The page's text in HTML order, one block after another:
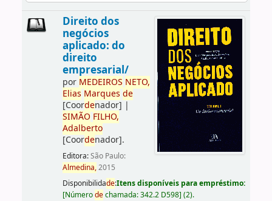
Direito dos
negócios
aplicado: do
direito
empresarial/
por MEDEIROS NETO,
Elias Marques de
[Coordenador] |
SIMÃO FILHO,
Adalberto
[Coordenador].
Editora:São Paulo:
Almedina,2015
Disponibilidade:Itens disponíveis para empréstimo:
[Númerodechamada:342.2 D598] (2).